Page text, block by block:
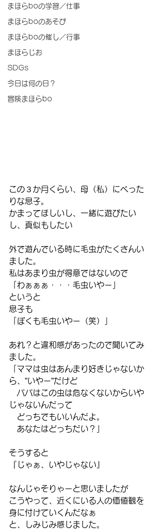
まほらboの学習／仕事
まほらboのあそび
まほらboの催し／行事
まほらじお
SDGs
今日は何の日？
冒険まほらbo
この３か月くらい、母（私）にべった
りな息子。
かまってほしいし、一緒に遊びたい
し、真似もしたい
外で遊んでいる時に毛虫がたくさんい
ました。
私はあまり虫が得意ではないので
「わぁぁぁ・・・毛虫いやー」
というと
息子も
「ぼくも毛虫いやー（笑）」
あれ？と違和感があったので聞いてみ
ました。
「ママは虫はあんまり好きじゃないか
ら、”いやー”だけど
パパはこの虫は危なくないからいや
じゃないんだって
どっちでもいいんだよ。
あなたはどっちだい？」
そうすると
『じゃぁ、いやじゃない』
なんじゃそりゃーと思いましたが
こうやって、近くにいる人の価値観を
身に付けていくんだなぁ
と、しみじみ感じました。